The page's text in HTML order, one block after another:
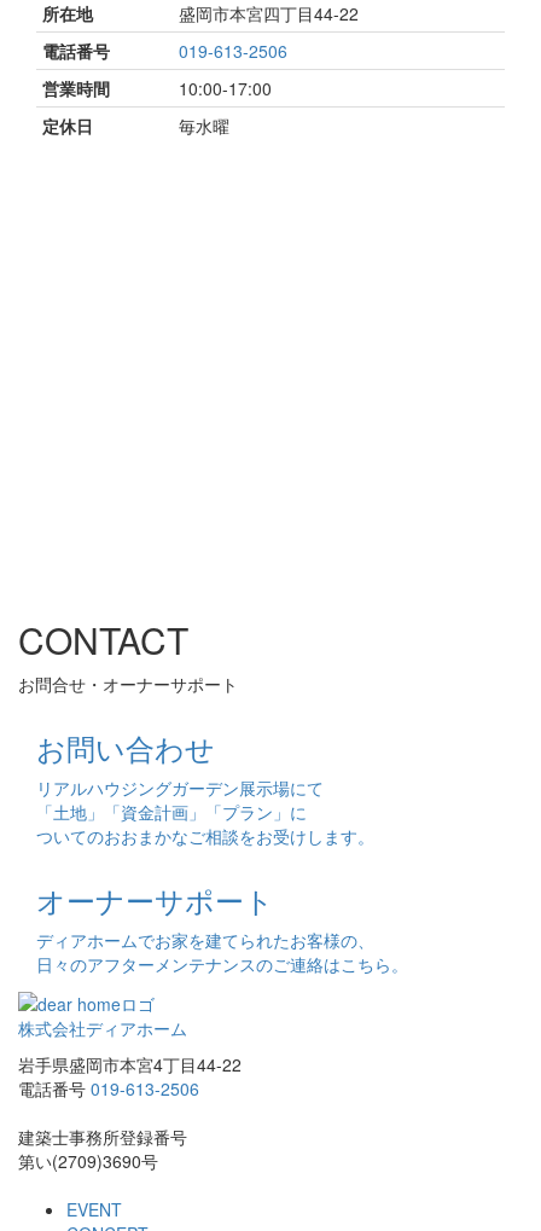
所在地
盛岡市本宮四丁目44-22
電話番号
019-613-2506
営業時間
10:00-17:00
定休日
毎水曜
CONTACT
お問合せ・オーナーサポート
お問い合わせ
リアルハウジングガーデン展示場にて
「土地」「資金計画」「プラン」に
ついてのおおまかなご相談をお受けします。
オーナーサポート
ディアホームでお家を建てられたお客様の、
日々のアフターメンテナンスのご連絡はこちら。
株式会社ディアホーム
岩手県盛岡市本宮4丁目44-22
電話番号 019-613-2506
建築士事務所登録番号
第い(2709)3690号
EVENT